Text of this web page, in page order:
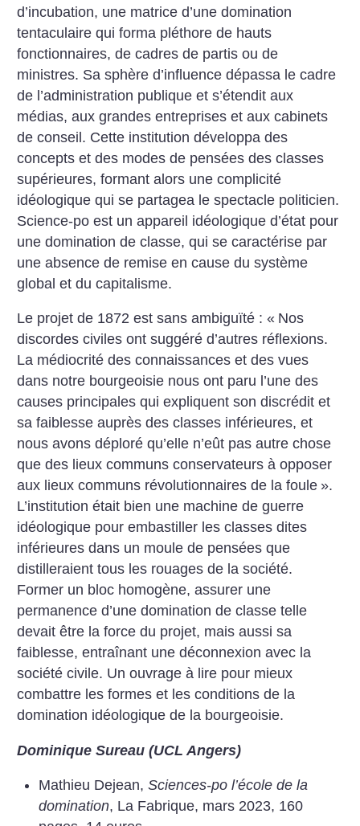
d’incubation, une matrice d’une domination
tentaculaire qui forma pléthore de hauts
fonctionnaires, de cadres de partis ou de
ministres. Sa sphère d’influence dépassa le cadre
de l’administration publique et s’étendit aux
médias, aux grandes entreprises et aux cabinets
de conseil. Cette institution développa des
concepts et des modes de pensées des classes
supérieures, formant alors une complicité
idéologique qui se partagea le spectacle politicien.
Science-po est un appareil idéologique d’état pour
une domination de classe, qui se caractérise par
une absence de remise en cause du système
global et du capitalisme.
Le projet de 1872 est sans ambiguïté : « Nos
discordes civiles ont suggéré d’autres réflexions.
La médiocrité des connaissances et des vues
dans notre bourgeoisie nous ont paru l’une des
causes principales qui expliquent son discrédit et
sa faiblesse auprès des classes inférieures, et
nous avons déploré qu’elle n’eût pas autre chose
que des lieux communs conservateurs à opposer
aux lieux communs révolutionnaires de la foule ».
L’institution était bien une machine de guerre
idéologique pour embastiller les classes dites
inférieures dans un moule de pensées que
distilleraient tous les rouages de la société.
Former un bloc homogène, assurer une
permanence d’une domination de classe telle
devait être la force du projet, mais aussi sa
faiblesse, entraînant une déconnexion avec la
société civile. Un ouvrage à lire pour mieux
combattre les formes et les conditions de la
domination idéologique de la bourgeoisie.
Dominique Sureau (UCL Angers)
Mathieu Dejean, Sciences-po l’école de la
domination, La Fabrique, mars 2023, 160